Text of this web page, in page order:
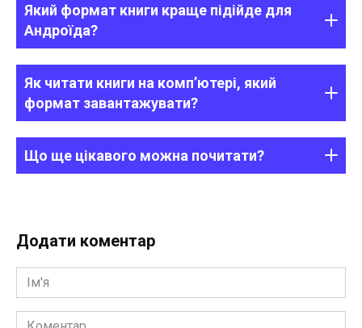
Який формат книги краще підійде для
Андроїда?
Як читати книги на комп’ютері, який
формат завантажувати?
Що ще цікавого можна почитати?
Додати коментар
Ім'я
Коментар